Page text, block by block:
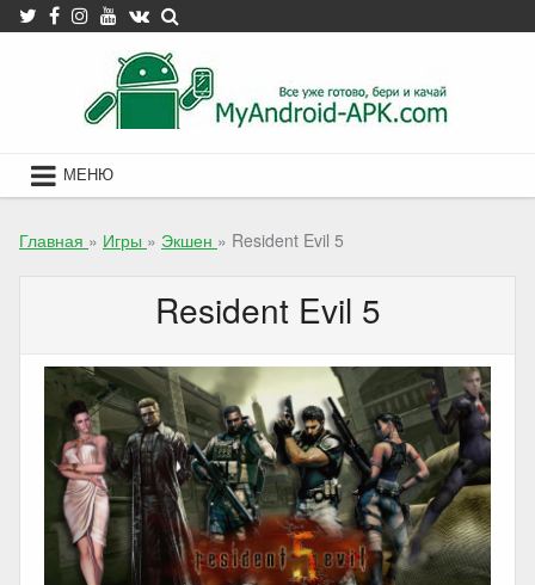
Skip
to
МЕНЮ
Главная » Игры » Экшен » Resident Evil 5
Resident Evil 5